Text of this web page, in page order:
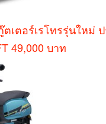
ตเตอร์เรโทรรุ่นใหม่
49,000 บาท